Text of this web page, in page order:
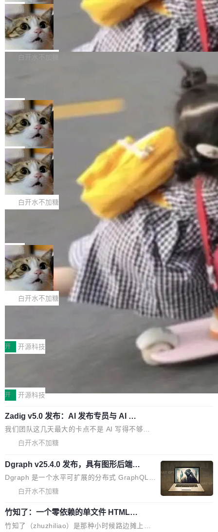
断从他嘴里说出来分量不同。Hugging Face 是
全球最大的开源 AI 平台，上面跑着上百万个模
型。谁在开源赛道上领先，...
aw 是 Shelley 的作者，一个开源 AI coding age
nt。他最近在博客上写了一篇文章，核心论点很
简单：开发者工具必须开源。 理由不是传统的自
由软件情怀，而是一个跟 AI agent 直接相关的
技术判断。 两行 prompt 就能个性化任何软件 C
会变成一场开源 Agent 生态的路演。 8月1日，
DeepSeek Harness 团队负责人崔添翼（tiany
i）在 X 上发帖： 「如果你是 Agent Harness 相
关开源项目的开发者，希望参加 DeepSeek Har
ness 的内测，可以回复或私信联系我。请附上
Harness 负责把能力落到真实环境中——调用工
具、读写文件、管理上下文、处理错误、完成闭
环。崔添翼招人的标...
局
商汤 SenseNova U1.5-Lite-Preview
开源
商汤科技宣布面向社区开源轻量级统一多模态模
型的预览版本 SenseNova U1.5-Lite-Preview。
理解、推理、生成与编辑，还仅以 8B-MoT 的轻
量大小，将能力推进到4K、更精细的真实质感、
更复杂的视觉控制和可持续迭代编辑。 相比 U
1，U1.5-Lite-Preview 在以下方向上带来了显著
提升： 原生支持4K图像生成； 更精细的局部纹
理、细节与真实世界质感； 更准确的中英文文字
生成与复杂版式组织； 更稳定的图...
白开水不加糖
nap。这次是 hwctl——一个用来检查 Ubuntu
硬件认证状态的命令行工具。 Canonical 工程师
Alan Griffiths 在邮件列表中说得很直白：「hwc
tl 是一个 Ubuntu 专有的包，它和它的依赖项都
是 Ubuntu 专有的，不会用在其他发行版上。」
所以 deb 版本的受众实际上为零。既然只有 Ub
untu 用户在用，那用 snap 打包就没什么可纠结
的。 从 deb 到 snap 的迁移路径 hwctl 是 rust-
hwlib 硬件 API 库的一部分，命令行工具负责查
询 Ubuntu 的硬件认证数据库。...
局
Dario Amodei 担心新人来 Anthropic
只为金钱，不为使命
顶级 AI 研究员在两家公司之间来回跳，中间只
隔了几天。 Lilian Weng 上周刚宣布因健康原因
离开 Thinking Machines Lab，说自己作为联合
创始人的角色「太累了」。几天后，The Inform
ation 就曝出她将重回 OpenAI，负责递归自我
改进方向的研究。她是 Thinking Machines 过
去一年内第四个离开的联合创始人。 这家由前
OpenAI CTO Mira Murati 创立的公司，连创始
团队都留不住。 但 Thinking Machines 不是唯
一在人才争夺战中失血的公司。六月，Google
连失两员大将：Noam Shazeer 去了 Op...
局
FFmpeg 9.0 发布
FFmpeg 9.0 现已发布，包含多项改进。官方更
新日志列出的 9.0 版本主要更新内容如下： 扩
展 AMF 色彩转换器 (vf_vpp_amf) 的 HDR 功能
MP4 muxer 中支持 LCEVC 音轨复用 Playdate
视频编码器和多路复用器 添加 v360_vulkan filt
er HE-AAC 960 解码 (DAB+) transpose_cuda
filter 添加 AMF Frame Rate Converter (vf_frc
_amf) filter SMPTE 2094-50 元数据支持和直
通 ProRes RAW VideoToolbox 硬件加速器 AP
白开水不加糖
DeepSeek V4 Flash 单日消耗 8 万亿 t
8 万亿 tokens。一天。一家公司的消耗。 Open
Code 在 X 上发帖：「DeepSeek Flash did 8T
tokens on August 1st. 5T of free usage + 3T
on OpenCode Go.」79.8 万次浏览，连带着 #
DeepSeek一天消耗了8万亿# 上了微博热搜——
注意这是 OpenCode 一家的消耗。 OpenCode
是 Anomaly 出品的 AI 编程工具，套餐 10 美元/
月。用户交了 10 美元，就能用 DeepSeek Flas
h 随便写代码，按网友说法：「怎么使劲用也用
不完。」5T 来自免费额度，3T 来自 Go...
局
NetBSD 11.0 正式发布
NetBSD 11.0 现已正式发布，这是 NetBSD 操
作系统的第十八个主要版本。 自 NetBSD 10.1
以来的变化 更新亮点： 新增对 RISC-V 处理器
ISC-V 平台的稳定版本，涵盖一系列基于 StarFi
ve JH71XX 的设备，例如 VisionFive 2、PINE
64 STAR64，以及 QEMU。 增强了对 POSIX.1
-2024 和 C23 编程接口标准的兼容性。 compat
括 epoll（围绕 kqueue 实现）、POSIX 消息队
列、...
白开水不加糖
案
8月1日，2026 ChinaJoy期间，鸿蒙游戏增长臻
享会在上海举办。鸿蒙生态的全场景智慧营销平
台鲸鸿动能协同华为游戏中心，面向游戏行业开
发者及生态伙伴，系统呈现了平台在游戏领域的
营、到IAA游戏的“买变一体”正循环、再到联运与
广告协同的全链路经营闭环，以及面向全球市场
的出海增长布局。 华为终端云业务商业化销售负
责人在开场致辞中表示，游戏开发者的核心诉求
已不再是“多一个投放渠道”，而是一套能够持续
6的终端设备已突破7000万台，注册开发者数量
已突破 1100 万。随着鸿蒙生态汇聚越来越多的
开 开源科技
列主板阵容迎来新成员——B850 AORUS ELITE
产品，B850 AORUS ELITE X3D延续技嘉在X3
D平台优化上的技术积累，旨在为游戏玩家带来
更稳定、更高效的装机选择。 B850 AORUS ELI
zen 9000/8000/7000系列处理器，并针对X3D
处理器特性进行平台级优化。其搭载X3D鸡血模
式2.0，可根据不同使用场景释放处理器潜力，
能表现。 在核心规格方面，B850 AO...
开 开源科技
Zadig v5.0 发布：AI 发布专员与 AI 审
查专员上线
我们团队这几天最大的卡点不是 AI 写得不够
好，是 AI 写得太好了。 好到审查排期从两天的
窗口推了又推。好到合进 main 分支的代码，我
们自己都没看完。 这事不是个例。GitLab 调研
过 1528 名开发者，85% 说 AI 把瓶颈从写代码
码、把关发版这两道关，还得靠人肉扛。 V5.0
想让 AI 一起盯。
白开水不加糖
Dgraph v25.4.0 发布，具有图形后端的
原生 GraphQL 数据库
Dgraph 是一个水平可扩展的分布式 GraphQL
数据库，有一个图形后端。作为一个原生的 Gra
方式，以优化查询性能和吞吐量，减少集群中的
磁盘寻道和网络调用。 Dgraph v25.4.0 现已发
白开水不加糖
竹知了：一个零依赖的单文件 HTML，
把儿时竹蝉玩具搬进浏览器
竹知了（zhuzhiliao）是那种小时候路边摊上几